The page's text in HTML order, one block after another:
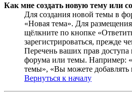
Как мне создать новую тему или
Для создания новой темы в
«Новая тема». Для
щёлкните по кнопке
зарегистрироваться, прежде
Перечень ваших прав доступа
форума или темы. Например:
темы», «Вы можете добавлять
Вернуться к началу